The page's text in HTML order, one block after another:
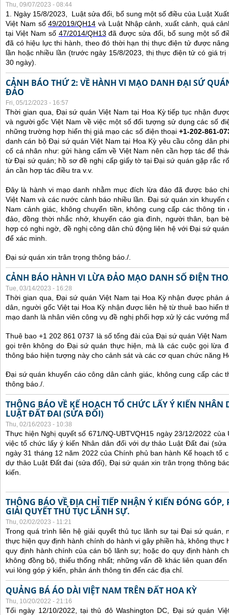
Thu, 09/07/2023 - 08:44
1. Ngày 15/8/2023, Luật sửa đổi, bổ sung một số điều của Luật
Việt Nam số49/2019/QH14 và Luật Nhập cảnh, xuất cảnh, quá
tại Việt Nam số 47/2014/QH13 đã được sửa đổi, bổ sung một số
đã có hiệu lực thi hành, theo đó thời hạn thị thực điện tử được
lần hoặc nhiều lần (trước ngày 15/8/2023, thị thực điện tử có giá
30 ngày).
CẢNH BÁO THỨ 2: VỀ HÀNH VI MẠO DANH ĐẠI SỨ
ĐẢO
Fri, 05/12/2023 - 16:57
Thời gian qua, Đại sứ quán Việt Nam tại Hoa Kỳ tiếp tục nhận
và người gốc Việt Nam về việc một số đối tượng sử dụng các số
những trường hợp hiển thị giả mạo các số điện thoại+1-202-861-
danh cán bộ Đại sứ quán Việt Nam tại Hoa Kỳ yêu cầu công dân
cố cá nhân như: gửi hàng cấm về Việt Nam nên cần hợp tác để
từ Đại sứ quán; hồ sơ đề nghị cấp giấy tờ tại Đại sứ quán gặp rắc
án cần hợp tác điều tra v.v.
Đây là hành vi mạo danh nhằm mục đích lừa đảo đã được báo
Việt Nam và các nước cảnh báo nhiều lần. Đại sứ quán xin khuyến
Nam cảnh giác, không chuyển tiền, không cung cấp các thông
đảo, đồng thời nhắc nhở, khuyến cáo gia đình, người thân, bạn
hợp có nghi ngờ, đề nghị công dân chủ động liên hệ với Đại sứ
để xác minh.
Đại sứ quán xin trân trọng thông báo./.
CẢNH BÁO HÀNH VI LỪA ĐẢO MẠO DANH SỐ ĐIỆN
Tue, 03/14/2023 - 16:28
Thời gian qua, Đại sứ quán Việt Nam tại Hoa Kỳ nhận được phản
dân, người gốc Việt tại Hoa Kỳ nhận được liên hệ từ thuê bao hiển
mạo danh là nhân viên công vụ đề nghị phối hợp xử lý các vướng
Thuê bao +1 202 861 0737 là số tổng đài của Đại sứ quán Việt
gọi trên không do Đại sứ quán thực hiện, mà là các cuộc gọi lừa
thông báo hiện tượng này cho cảnh sát và các cơ quan chức năng
Đại sứ quán khuyến cáo công dân cảnh giác, không cung cấp các
thông báo./.
THÔNG BÁO VỀ KẾ HOẠCH TỔ CHỨC LẤY Ý KIẾN
LUẬT ĐẤT ĐAI (SỬA ĐỔI)
Thu, 02/16/2023 - 10:38
Thực hiện Nghị quyết số 671/NQ-UBTVQH15 ngày 23/12/2022
việc tổ chức lấy ý kiến Nhân dân đối với dự thảo Luật Đất đai (sửa
ngày 31 tháng 12 năm 2022 của Chính phủ ban hành Kế hoạch tổ
dự thảo Luật Đất đai (sửa đổi), Đại sứ quán xin trân trọng thông
kiến.
THÔNG BÁO VỀ ĐỊA CHỈ TIẾP NHẬN Ý KIẾN ĐÓNG GÓP,
GIẢI QUYẾT THỦ TỤC LÃNH SỰ.
Thu, 02/02/2023 - 11:21
Trong quá trình liên hệ giải quyết thủ tục lãnh sự tại Đại sứ quán,
thực hiện quy định hành chính do hành vi gây phiền hà, không thực
quy định hành chính của cán bộ lãnh sự; hoặc do quy định hành
không đồng bộ, thiếu thống nhất; những vấn đề khác liên quan
vui lòng góp ý kiến, phản ánh thông tin đến các địa chỉ.
QUẢNG BÁ ÁO DÀI VIỆT NAM TRÊN ĐẤT HOA KỲ
Thu, 10/20/2022 - 21:16
Tối ngày 12/10/2022, tại thủ đô Washington DC, Đại sứ quán